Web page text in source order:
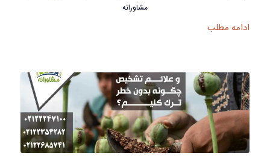
مشاورانه
ادامه مطلب